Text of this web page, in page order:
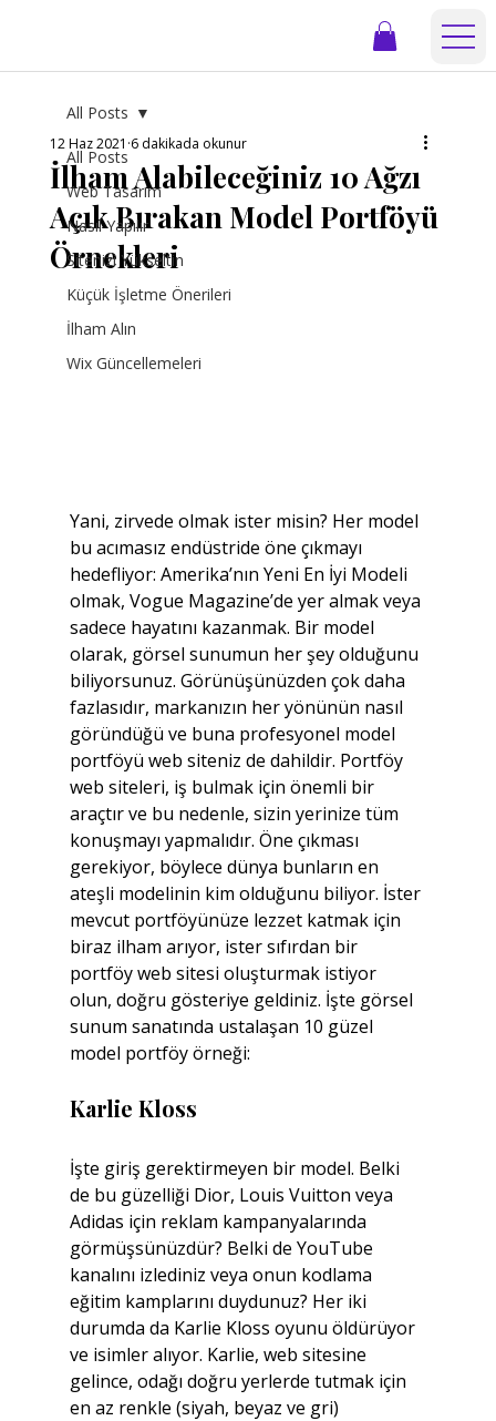
All Posts
Web Tasarım
Nasıl Yapılır
Sitenizi Yükseltin
Küçük İşletme Önerileri
İlham Alın
Wix Güncellemeleri
All Posts
İlham Alabileceğiniz 10 Ağzı
Açık Bırakan Model Portföyü
Örnekleri
12 Haz 2021 6 dakikada okunur
Yani, zirvede olmak ister misin? Her model
bu acımasız endüstride öne çıkmayı
hedefliyor: Amerika’nın Yeni En İyi Modeli
olmak, Vogue Magazine’de yer almak veya
sadece hayatını kazanmak. Bir model
olarak, görsel sunumun her şey olduğunu
biliyorsunuz. Görünüşünüzden çok daha
fazlasıdır, markanızın her yönünün nasıl
göründüğü ve buna profesyonel model
portföyü web siteniz de dahildir. Portföy
web siteleri, iş bulmak için önemli bir
araçtır ve bu nedenle, sizin yerinize tüm
konuşmayı yapmalıdır. Öne çıkması
gerekiyor, böylece dünya bunların en
ateşli modelinin kim olduğunu biliyor. İster
mevcut portföyünüze lezzet katmak için
biraz ilham arıyor, ister sıfırdan bir
portföy web sitesi oluşturmak istiyor
olun, doğru gösteriye geldiniz. İşte görsel
sunum sanatında ustalaşan 10 güzel
model portföy örneği:
Karlie Kloss
İşte giriş gerektirmeyen bir model. Belki
de bu güzelliği Dior, Louis Vuitton veya
Adidas için reklam kampanyalarında
görmüşsünüzdür? Belki de YouTube
kanalını izlediniz veya onun kodlama
eğitim kamplarını duydunuz? Her iki
durumda da Karlie Kloss oyunu öldürüyor
ve isimler alıyor. Karlie, web sitesine
gelince, odağı doğru yerlerde tutmak için
en az renkle (siyah, beyaz ve gri)